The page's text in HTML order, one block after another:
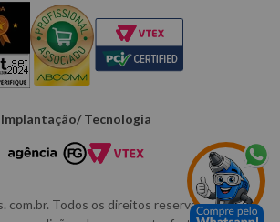
Implantação/ Tecnologia
com.br. Todos os direitos reservados.